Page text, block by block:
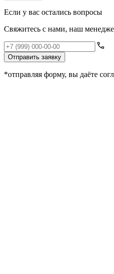
Если у вас остались вопросы
Свяжитесь с нами, наш
Отправить заявку
*отправляя форму, вы даёте